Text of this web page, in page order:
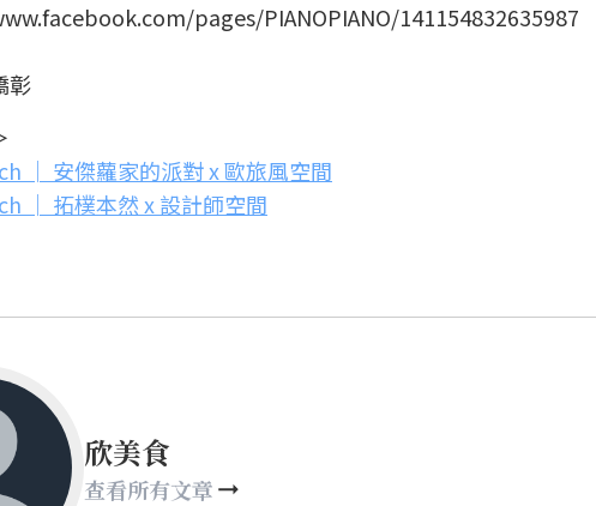
pages/PIANOPIANO/141154832635987
彰
│ 安傑蘿家的派對 x 歐旅風空間
│ 拓樸本然 x 設計師空間
欣美食
查看所有文章